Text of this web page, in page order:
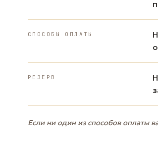
СПОСОБЫ ОПЛАТЫ
РЕЗЕРВ
Если ни один из способов оплаты